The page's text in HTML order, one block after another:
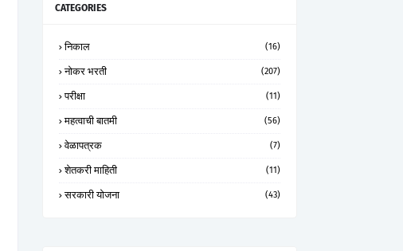
CATEGORIES
निकाल (16)
नोकर भरती (207)
परीक्षा (11)
महत्वाची बातमी (56)
वेळापत्रक (7)
शेतकरी माहिती (11)
सरकारी योजना (43)